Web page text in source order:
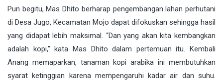
Pun begitu, Mas Dhito berharap pengembangan lahan perhutani
di Desa Jugo, Kecamatan Mojo dapat difokuskan sehingga hasil
yang didapat lebih maksimal. “Dan yang akan kita kembangkan
adalah kopi,” kata Mas Dhito dalam pertemuan itu. Kembali
Anang memaparkan, tanaman kopi arabika ini membutuhkan
syarat ketinggian karena mempengaruhi kadar air dan suhu.